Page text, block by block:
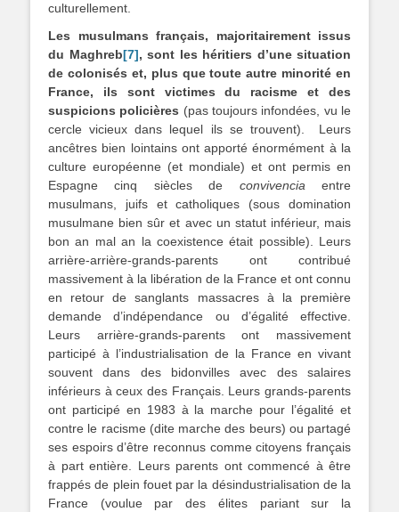
culturellement.
Les musulmans français, majoritairement issus
du Maghreb[7], sont les héritiers d’une situation
de colonisés et, plus que toute autre minorité en
France, ils sont victimes du racisme et des
suspicions policières (pas toujours infondées, vu le
cercle vicieux dans lequel ils se trouvent). Leurs
ancêtres bien lointains ont apporté énormément à la
culture européenne (et mondiale) et ont permis en
Espagne cinq siècles de convivenciaentre
musulmans, juifs et catholiques (sous domination
musulmane bien sûr et avec un statut inférieur, mais
bon an mal an la coexistence était possible). Leurs
arrière-arrière-grands-parents ont contribué
massivement à la libération de la France et ont connu
en retour de sanglants massacres à la première
demande d’indépendance ou d’égalité effective.
Leurs arrière-grands-parents ont massivement
participé à l’industrialisation de la France en vivant
souvent dans des bidonvilles avec des salaires
inférieurs à ceux des Français. Leurs grands-parents
ont participé en 1983 à la marche pour l’égalité et
contre le racisme (dite marche des beurs) ou partagé
ses espoirs d’être reconnus comme citoyens français
à part entière. Leurs parents ont commencé à être
frappés de plein fouet par la désindustrialisation de la
France (voulue par des élites pariant sur la